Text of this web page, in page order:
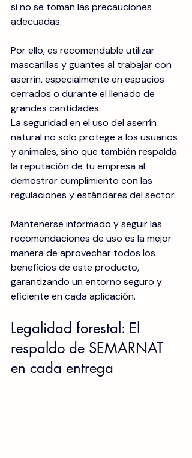
si no se toman las precauciones
adecuadas.
Por ello, es recomendable utilizar
mascarillas y guantes al trabajar con
aserrín, especialmente en espacios
cerrados o durante el llenado de
grandes cantidades.
La seguridad en el uso del aserrín
natural no solo protege a los usuarios
y animales, sino que también respalda
la reputación de tu empresa al
demostrar cumplimiento con las
regulaciones y estándares del sector.
Mantenerse informado y seguir las
recomendaciones de uso es la mejor
manera de aprovechar todos los
beneficios de este producto,
garantizando un entorno seguro y
eficiente en cada aplicación.
Legalidad forestal: El
respaldo de SEMARNAT
en cada entrega